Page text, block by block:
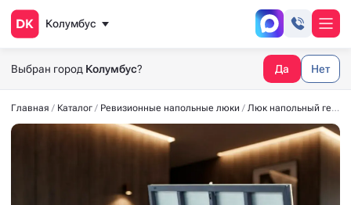
Колумбус
Выбран город Колумбус? Да Нет
Главная Каталог Ревизионные напольные люки Люк напольный герметичный СТАНДАРТ-М 2000*700